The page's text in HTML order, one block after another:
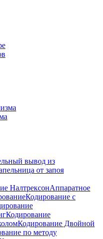
вывод из
от запоя
НалтрексонАппаратное
Кодирование с
Кодирование
Кодирование Двойной
по методу